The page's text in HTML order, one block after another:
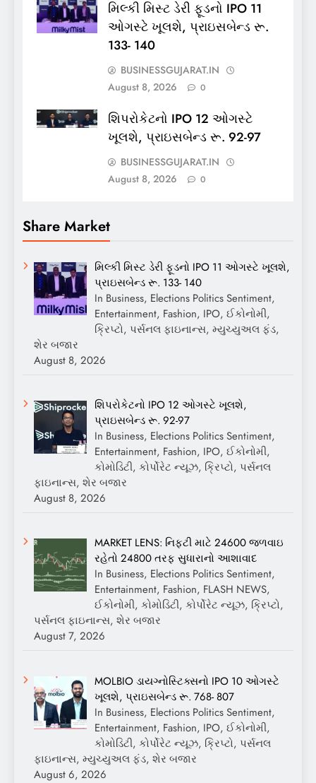
મિલ્કી મિસ્ટ ડેરી ફૂડનો IPO 11
ઓગસ્ટે ખૂલશે, પ્રાઇસબેન્ડ રૂ.
133- 140
BUSINESSGUJARAT.IN
August 8, 2026
0
શિપરોકેટનો IPO 12 ઓગસ્ટે
ખૂલશે, પ્રાઇસબેન્ડ રૂ. 92-97
BUSINESSGUJARAT.IN
August 8, 2026
0
Share Market
મિલ્કી મિસ્ટ ડેરી ફૂડનો IPO 11 ઓગસ્ટે ખૂલશે,
પ્રાઇસબેન્ડ રૂ. 133- 140
In Business, Elections Politics Sentiment,
Entertainment, Fashion, IPO, ઈકોનોમી,
ક્રિપ્ટો, પર્સનલ ફાઇનાન્સ, મ્યુચ્યુઅલ ફંડ,
શેર બજાર
August 8, 2026
શિપરોકેટનો IPO 12 ઓગસ્ટે ખૂલશે,
પ્રાઇસબેન્ડ રૂ. 92-97
In Business, Elections Politics Sentiment,
Entertainment, Fashion, IPO, ઈકોનોમી,
કોમોડિટી, કોર્પોરેટ ન્યૂઝ, ક્રિપ્ટો, પર્સનલ
ફાઇનાન્સ, શેર બજાર
August 8, 2026
MARKET LENS: નિફ્ટી માટે 24600 જળવાઇ
રહેતો 24800 તરફ સુધારાનો આશાવાદ
In Business, Elections Politics Sentiment,
Entertainment, Fashion, FLASH NEWS,
ઈકોનોમી, કોમોડિટી, કોર્પોરેટ ન્યૂઝ, ક્રિપ્ટો,
પર્સનલ ફાઇનાન્સ, શેર બજાર
August 7, 2026
MOLBIO ડાયગ્નોસ્ટિક્સનો IPO 10 ઓગસ્ટે
ખૂલશે, પ્રાઇસબેન્ડ રૂ. 768- 807
In Business, Elections Politics Sentiment,
Entertainment, Fashion, IPO, ઈકોનોમી,
કોમોડિટી, કોર્પોરેટ ન્યૂઝ, ક્રિપ્ટો, પર્સનલ
ફાઇનાન્સ, મ્યુચ્યુઅલ ફંડ, શેર બજાર
August 6, 2026